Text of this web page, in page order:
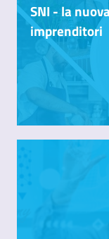
SNI - la
imprenditori